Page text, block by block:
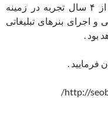
تیم طراحی آنلاین رضاگراف ، با بیش از ۴ سال تجربه در زمینه
اجرای بنرهای تبلیغاتی
بود .
فرمایید .